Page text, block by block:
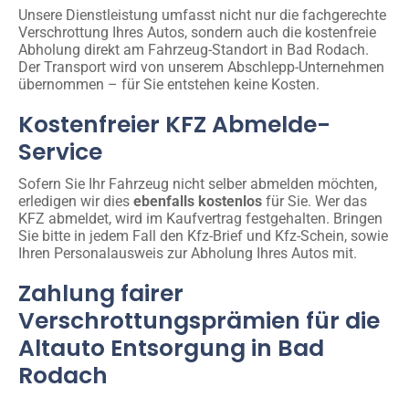
Unsere Dienstleistung umfasst nicht nur die fachgerechte
Verschrottung Ihres Autos, sondern auch die kostenfreie
Abholung direkt am Fahrzeug-Standort in Bad Rodach.
Der Transport wird von unserem Abschlepp-Unternehmen
übernommen – für Sie entstehen keine Kosten.
Kostenfreier KFZ Abmelde-
Service
Sofern Sie Ihr Fahrzeug nicht selber abmelden möchten,
erledigen wir dies ebenfalls kostenlos für Sie. Wer das
KFZ abmeldet, wird im Kaufvertrag festgehalten. Bringen
Sie bitte in jedem Fall den Kfz-Brief und Kfz-Schein, sowie
Ihren Personalausweis zur Abholung Ihres Autos mit.
Zahlung fairer
Verschrottungsprämien für die
Altauto Entsorgung in Bad
Rodach